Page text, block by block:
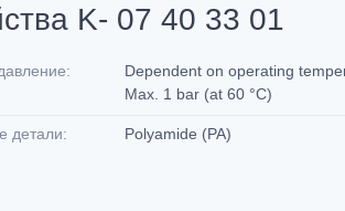
K- 07 40 33 01
Dependent on operating
Max. 1 bar (at 60 °C)
детали: Polyamide (PA)